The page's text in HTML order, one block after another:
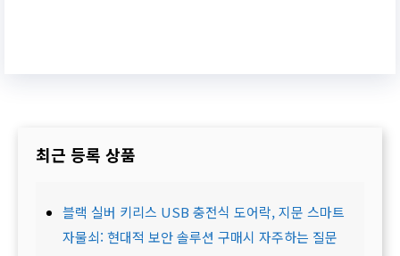
최근 등록 상품
블랙 실버 키리스 USB 충전식 도어락, 지문 스마트
자물쇠: 현대적 보안 솔루션 구매시 자주하는 질문